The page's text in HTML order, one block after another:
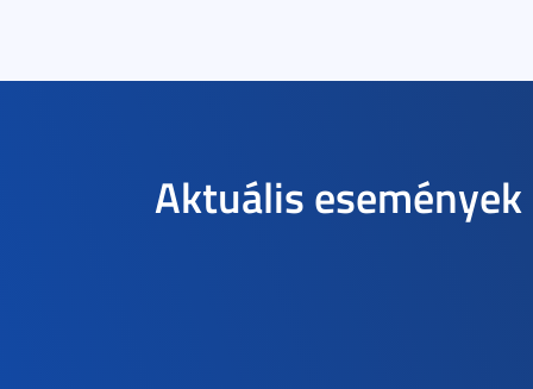
Aktuális események